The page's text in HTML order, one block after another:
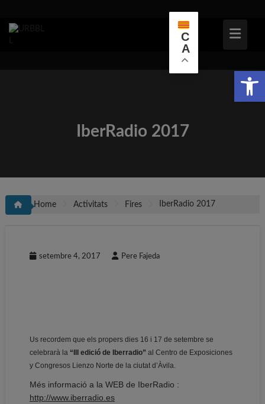
content
IberRadio 2017
Home Activitats Fires IberRadio 2017
setembre 4, 2017 Pere Fajeda
Us recordem que els propers dies 16 i 17 de setembre se
celebrarà la “III edició de Iberradio” al Centro de Exposiciones
y Congresos Lienzo Norte de la ciutat d’Àvila.
Més informació a la WEB de IberRadio :
http://www.iberradio.es
C
A